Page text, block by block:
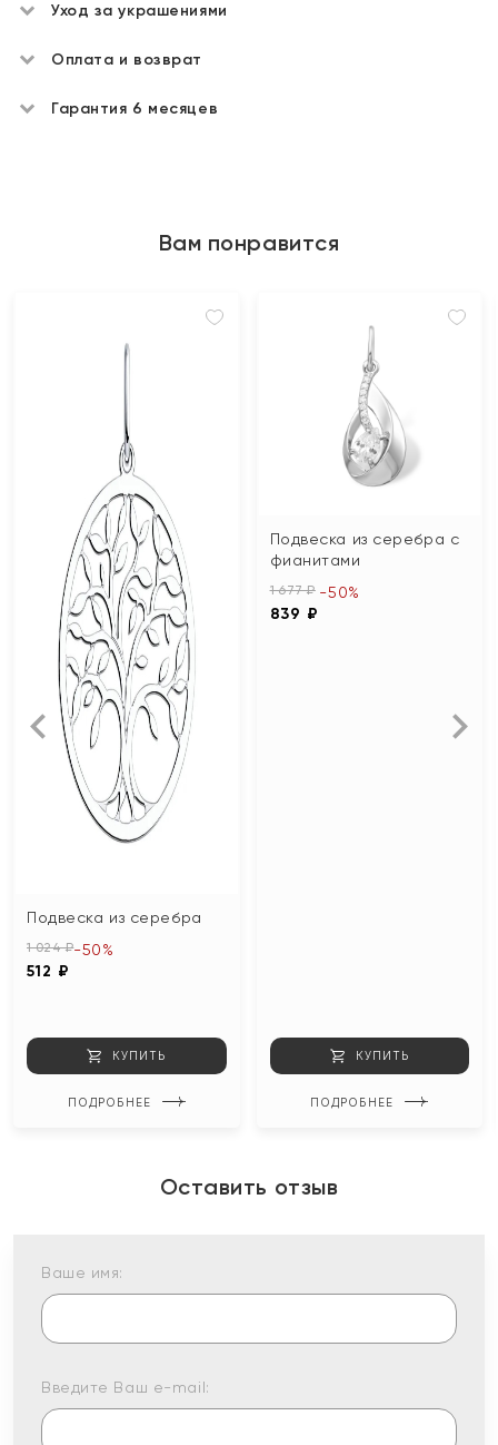
Уход за украшениями
Оплата и возврат
Гарантия 6 месяцев
Вам понравится
Подвеска из серебра
1 024 ₽
512 ₽
-50%
КУПИТЬ
ПОДРОБНЕЕ
Подвеска из серебра с
фианитами
1 677 ₽
839 ₽
-50%
КУПИТЬ
ПОДРОБНЕЕ
Оставить отзыв
Ваше имя:
Введите Ваш e-mail: